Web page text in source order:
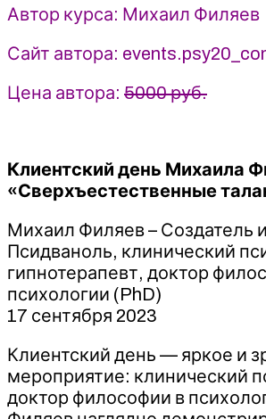
Псидваноль
Автор курса: Михаил Филяев
Сайт автора:
Цена автора: 5000 руб.
Клиентский день Михаила
«Сверхъестественные
Михаил Филяев – Создатель
Псидваноль, клинический
гипнотерапевт, доктор
психологии (PhD)
17 сентября 2023
Клиентский день — яркое и
мероприятие: клинический
доктор философии в